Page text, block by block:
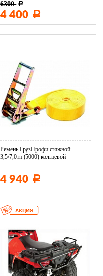
6300 Р
4 400 Р
Ремень ГрузПрофи стяжной
3,5/7,0тн (5000) кольцевой
4 940 Р